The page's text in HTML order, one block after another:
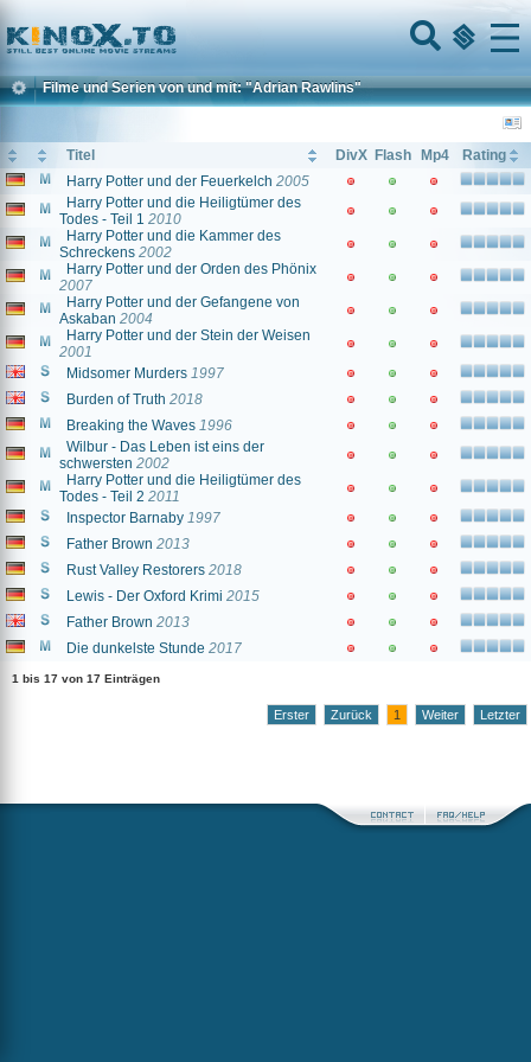
Home
Menu
Filme und Serien von und mit: "Adrian Rawlins"
Titel DivX Flash Mp4
Rating
Harry Potter und der Feuerkelch 2005
Harry Potter und die Heiligtümer des
Todes - Teil 1 2010
Harry Potter und die Kammer des
Schreckens 2002
Harry Potter und der Orden des Phönix
2007
Harry Potter und der Gefangene von
Askaban 2004
Harry Potter und der Stein der Weisen
2001
Midsomer Murders 1997
Burden of Truth 2018
Breaking the Waves 1996
Wilbur - Das Leben ist eins der
schwersten 2002
Harry Potter und die Heiligtümer des
Todes - Teil 2 2011
Inspector Barnaby 1997
Father Brown 2013
Rust Valley Restorers 2018
Lewis - Der Oxford Krimi 2015
Father Brown 2013
Die dunkelste Stunde 2017
1 bis 17 von 17 Einträgen
Erster Zurück 1 Weiter Letzter